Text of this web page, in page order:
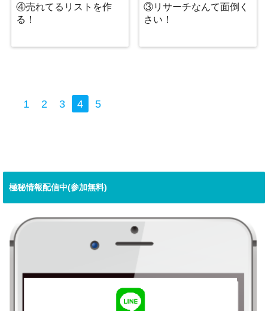
④売れてるリストを作
る！
③リサーチなんて面倒く
さい！
1 2 3 4 5
極秘情報配信中(参加無料)